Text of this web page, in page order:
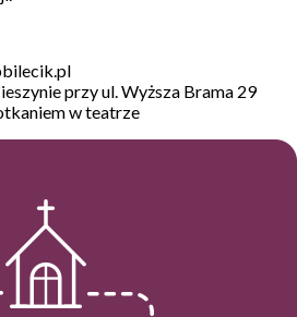
przy ul. Wyższa Brama 29
w teatrze